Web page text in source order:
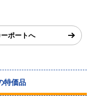
ポートへ
特価品